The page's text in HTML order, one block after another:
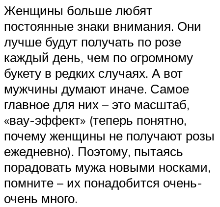
Женщины больше любят
постоянные знаки внимания. Они
лучше будут получать по розе
каждый день, чем по огромному
букету в редких случаях. А вот
мужчины думают иначе. Самое
главное для них – это масштаб,
«вау-эффект» (теперь понятно,
почему женщины не получают розы
ежедневно). Поэтому, пытаясь
порадовать мужа новыми носками,
помните – их понадобится очень-
очень много.